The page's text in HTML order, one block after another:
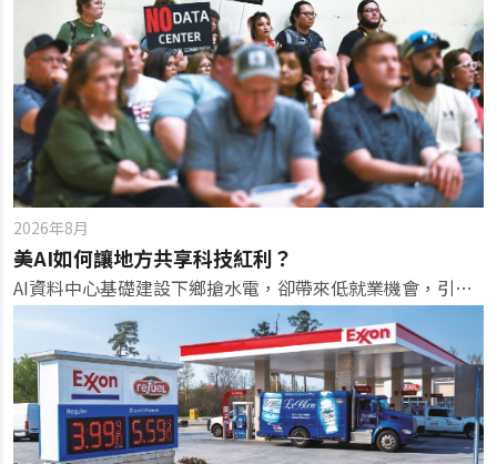
2026年8月
美AI如何讓地方共享科技紅利？
AI資料中心基礎建設下鄉搶水電，卻帶來低就業機會，引發地方意識覺醒，反思大型投資案帶來的紅利與談判籌碼。